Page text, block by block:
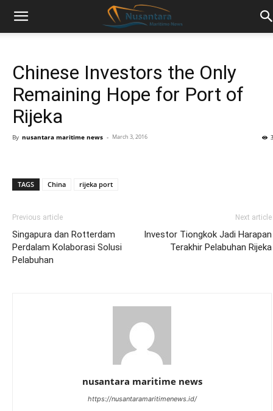
Chinese Investors the Only
Remaining Hope for Port of
Rijeka
By nusantara maritime news - March 3, 2016
TAGS China rijeka port
Previous article
Singapura dan Rotterdam
Perdalam Kolaborasi Solusi
Pelabuhan
Next article
Investor Tiongkok Jadi Harapan
Terakhir Pelabuhan Rijeka
nusantara maritime news
https://nusantaramaritimenews.id/